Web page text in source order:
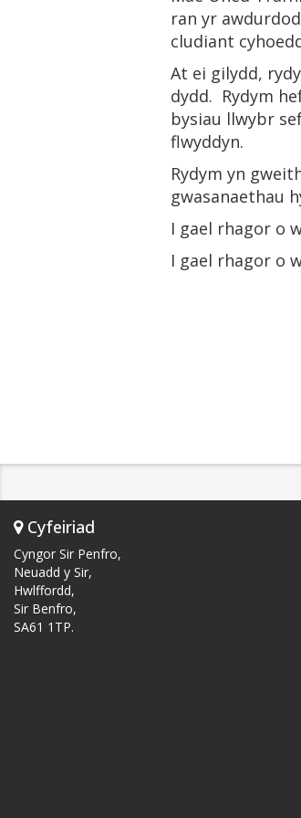
ran yr
cludiant
At ei gilydd,
dydd. Rydym
bysiau llwybr
flwyddyn.
Rydym yn
gwasanaethau
I gael rhagor o
I gael rhagor o
Cyfeiriad
Cyngor Sir Penfro,
Neuadd y Sir,
Hwlffordd,
Sir Benfro,
SA61 1TP.